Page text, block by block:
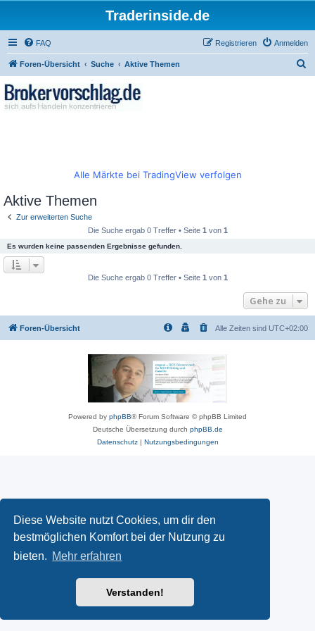
Diese Website nutzt Cookies, um dir den
bestmöglichen Komfort bei der Nutzung zu
bieten. Mehr erfahren
Verstanden!
Traderinside.de
FAQ Anmelden
Registrieren
Foren-Übersicht Suche Aktive Themen
Alle Märkte bei TradingView verfolgen
Aktive Themen
Zur erweiterten Suche
Die Suche ergab 0 Treffer • Seite 1 von 1
Es wurden keine passenden Ergebnisse gefunden.
Die Suche ergab 0 Treffer • Seite 1 von 1
Gehe zu
Foren-Übersicht Alle Zeiten sind UTC+02:00
Powered by phpBB® Forum Software © phpBB Limited
Deutsche Übersetzung durch phpBB.de
Datenschutz| Nutzungsbedingungen